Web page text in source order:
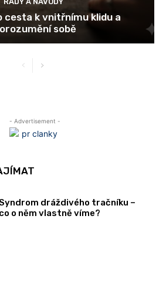
cesta k vnitřnímu klidu a
sobě
- Advertisement -
dráždivého tračníku –
co o něm vlastně víme?